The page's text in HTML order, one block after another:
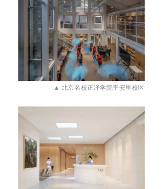
▲ 北京名校正泽学院平安里校区